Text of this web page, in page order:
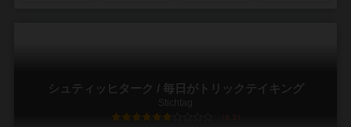
シュティッヒターク / 毎日がトリックテイキング
Stichtag
6.3